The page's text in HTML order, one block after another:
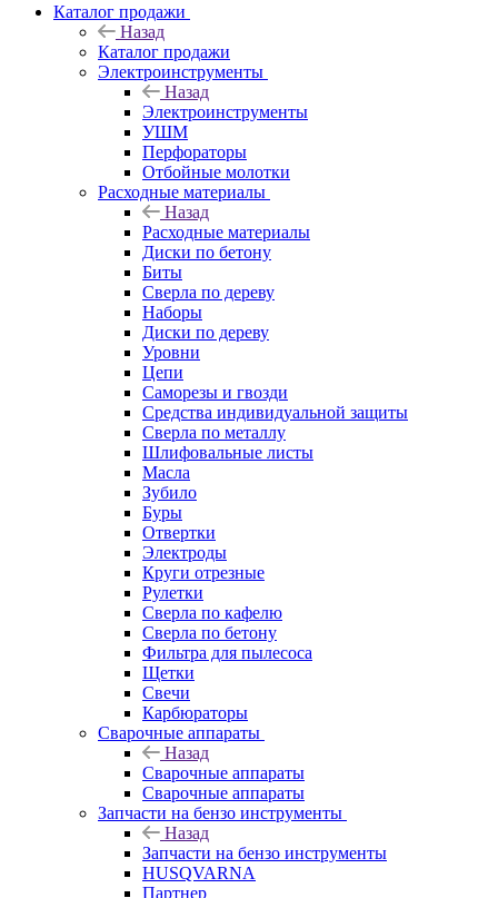
Каталог продажи
Назад
Каталог продажи
Электроинструменты
Назад
Электроинструменты
УШМ
Перфораторы
Отбойные молотки
Расходные материалы
Назад
Расходные материалы
Диски по бетону
Биты
Сверла по дереву
Наборы
Диски по дереву
Уровни
Цепи
Саморезы и гвозди
Средства индивидуальной защиты
Сверла по металлу
Шлифовальные листы
Масла
Зубило
Буры
Отвертки
Электроды
Круги отрезные
Рулетки
Сверла по кафелю
Сверла по бетону
Фильтра для пылесоса
Щетки
Свечи
Карбюраторы
Сварочные аппараты
Назад
Сварочные аппараты
Сварочные аппараты
Запчасти на бензо инструменты
Назад
Запчасти на бензо инструменты
HUSQVARNA
Партнер